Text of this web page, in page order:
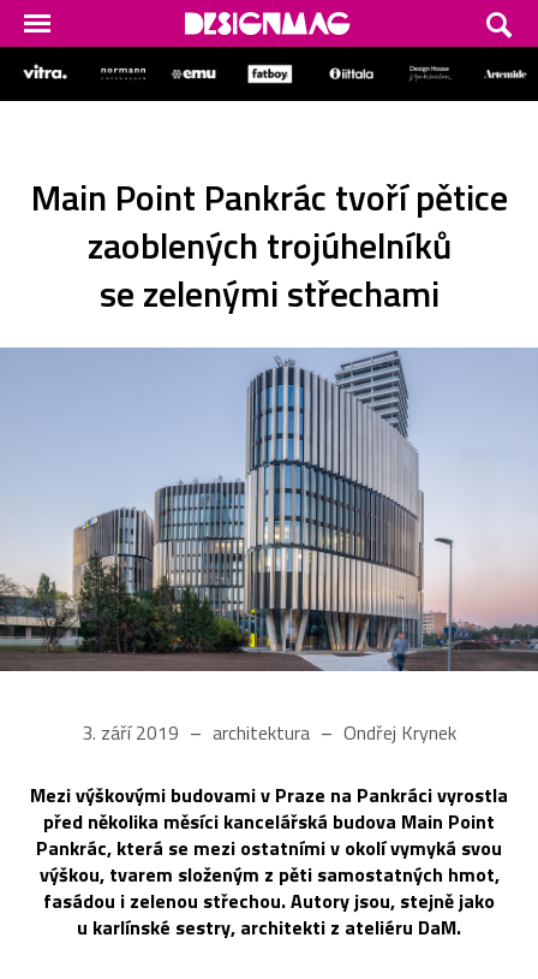
Main Point Pankrác tvoří pětice
zaoblených trojúhelníků
se zelenými střechami
3. září 2019 architektura Ondřej Krynek
Mezi výškovými budovami v Praze na Pankráci vyrostla
před několika měsíci kancelářská budova Main Point
Pankrác, která se mezi ostatními v okolí vymyká svou
výškou, tvarem složeným z pěti samostatných hmot,
fasádou i zelenou střechou. Autory jsou, stejně jako
u karlínské sestry, architekti z ateliéru DaM.